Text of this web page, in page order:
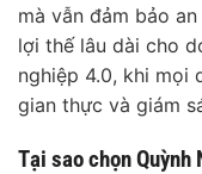
mà vẫn đảm bảo
lợi thế lâu dài cho
nghiệp 4.0, khi mọi
gian thực và giám
Tại sao chọn Quỳnh